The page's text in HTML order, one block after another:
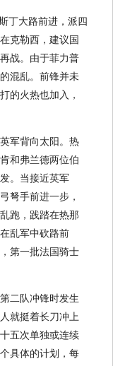
丁大路前进，派四
克勒西，建议国
战。由于菲力普
混乱。前锋并未
的火热也加入，
军背向太阳。热
和弗兰德两位伯
。当接近英军
弩手前进一步，
跑，践踏在热那
乱军中砍路前
第一批法国骑士
二队冲锋时发生
就挺着长刀冲上
五次单独或连续
具体的计划，每